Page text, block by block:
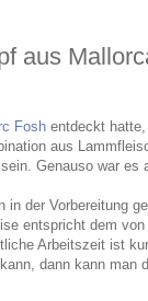
aus
Fosh entdeckt
aus
Genauso war es
in der Vorbereitung
entspricht dem
Arbeitszeit ist
dann kann man